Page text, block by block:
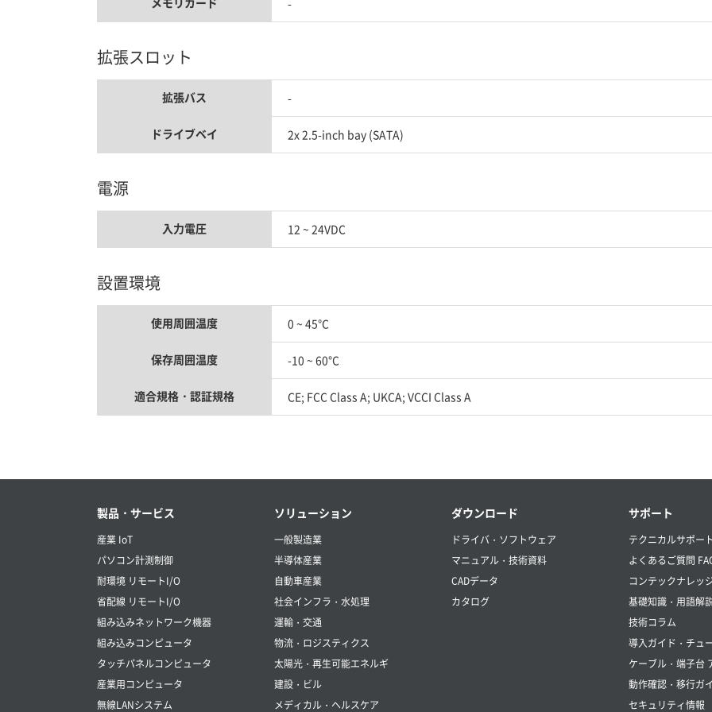
-
拡張スロット
拡張バス -
ドライブベイ 2x 2.5-inch bay (SATA)
電源
入力電圧 12 ~ 24VDC
設置環境
使用周囲温度 0 ~ 45°C
保存周囲温度 -10 ~ 60°C
適合規格・認証規格 CE; FCC Class A; UKCA; VCCI Class A
製品・サービス
産業 IoT
パソコン計測制御
耐環境 リモートI/O
省配線 リモートI/O
組み込みネットワーク機器
組み込みコンピュータ
タッチパネルコンピュータ
産業用コンピュータ
無線LANシステム
ソリューション
一般製造業
半導体産業
自動車産業
社会インフラ・水処理
運輸・交通
物流・ロジスティクス
太陽光・再生可能エネルギ
建設・ビル
メディカル・ヘルスケア
ダウンロード
ドライバ・ソフトウェア
マニュアル・技術資料
CADデータ
カタログ
サポート
テクニカルサポート
よくあるご質問
コンテックナレッ
基礎知識・用語解
技術コラム
導入ガイド・チュ
ケーブル・端子台
動作確認・移行ガ
セキュリティ情報